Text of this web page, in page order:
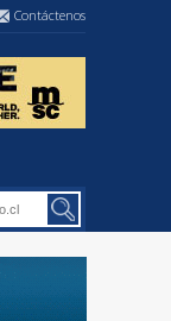
Contáctenos